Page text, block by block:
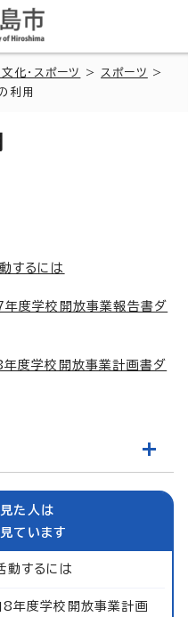
文化・スポーツ > スポーツ
>
利用
するには
年度学校開放事業報告書ダ
度学校開放事業計画書ダ
た人は
ています
動するには
8年度学校開放事業計画